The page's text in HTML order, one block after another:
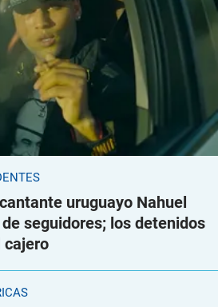
uruguayo Nahuel
seguidores; los detenidos
cajero